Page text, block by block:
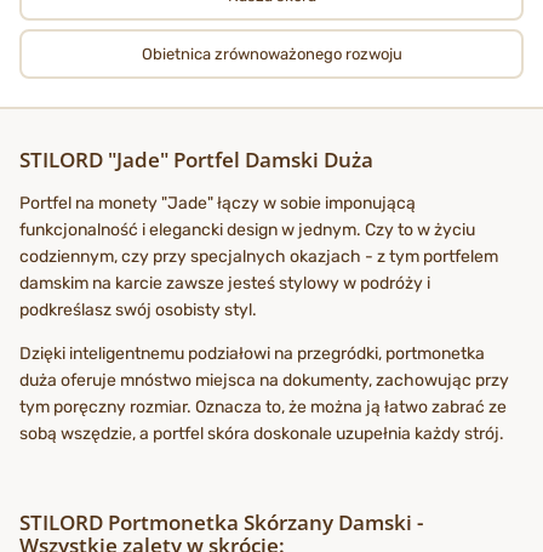
Obietnica zrównoważonego rozwoju
STILORD "Jade" Portfel Damski Duża
Portfel na monety "Jade" łączy w sobie imponującą
funkcjonalność i elegancki design w jednym. Czy to w życiu
codziennym, czy przy specjalnych okazjach - z tym portfelem
damskim na karcie zawsze jesteś stylowy w podróży i
podkreślasz swój osobisty styl.
Dzięki inteligentnemu podziałowi na przegródki, portmonetka
duża oferuje mnóstwo miejsca na dokumenty, zachowując przy
tym poręczny rozmiar. Oznacza to, że można ją łatwo zabrać ze
sobą wszędzie, a portfel skóra doskonale uzupełnia każdy strój.
STILORD Portmonetka Skórzany Damski -
Wszystkie zalety w skrócie: